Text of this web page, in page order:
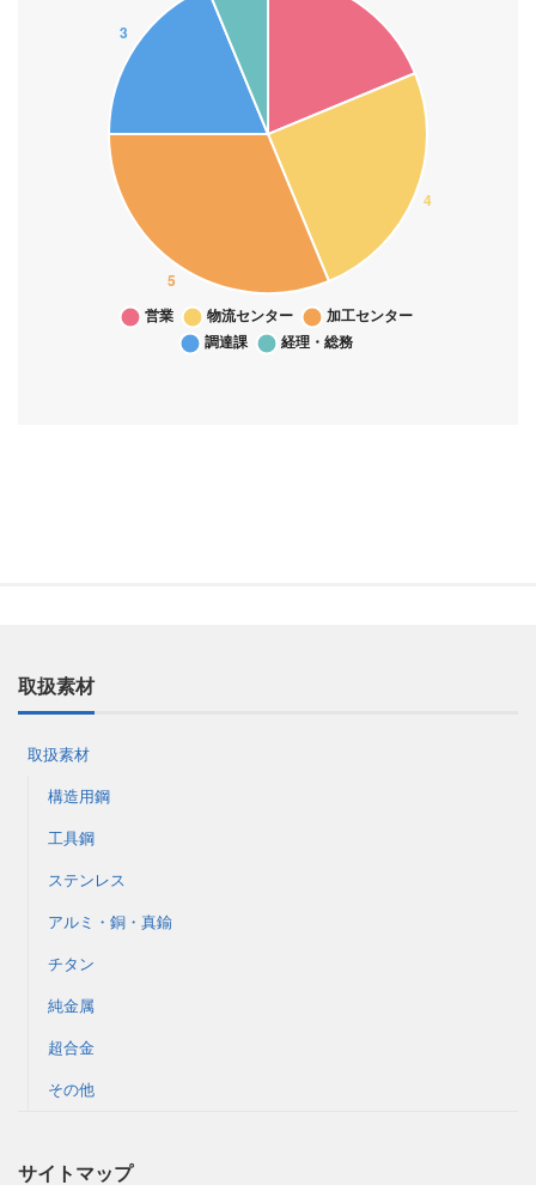
取扱素材
取扱素材
構造用鋼
工具鋼
ステンレス
アルミ・銅・真鍮
チタン
純金属
超合金
その他
サイトマップ